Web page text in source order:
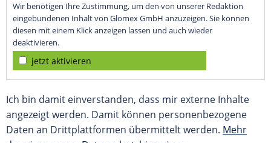
Wir benötigen Ihre Zustimmung, um den von unserer Redaktion
eingebundenen Inhalt von Glomex GmbH anzuzeigen. Sie können
diesen mit einem Klick anzeigen lassen und auch wieder
deaktivieren.
jetzt aktivieren
Ich bin damit einverstanden, dass mir externe Inhalte
angezeigt werden. Damit können personenbezogene
Daten an Drittplattformen übermittelt werden. Mehr